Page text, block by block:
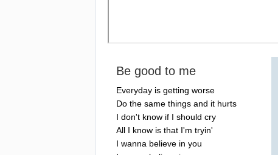
Be good to me
Everyday is getting worse
Do the same things and it hurts
I don't know if I should cry
All I know is that I'm tryin'
I wanna believe in you